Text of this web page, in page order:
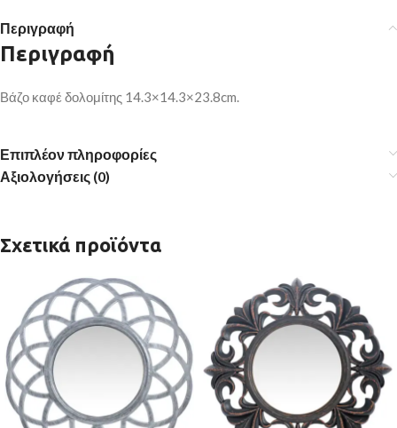
Περιγραφή
Περιγραφή
Βάζο καφέ δολομίτης 14.3×14.3×23.8cm.
Επιπλέον πληροφορίες
Αξιολογήσεις (0)
Σχετικά προϊόντα